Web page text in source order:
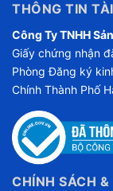
THÔNG TIN
Công Ty TNHH
Giấy chứng nhận
Phòng Đăng ký
Chính Thành Phố
CHÍNH SÁCH